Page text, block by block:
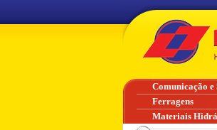
Comunicação e
Ferragens
Materiais